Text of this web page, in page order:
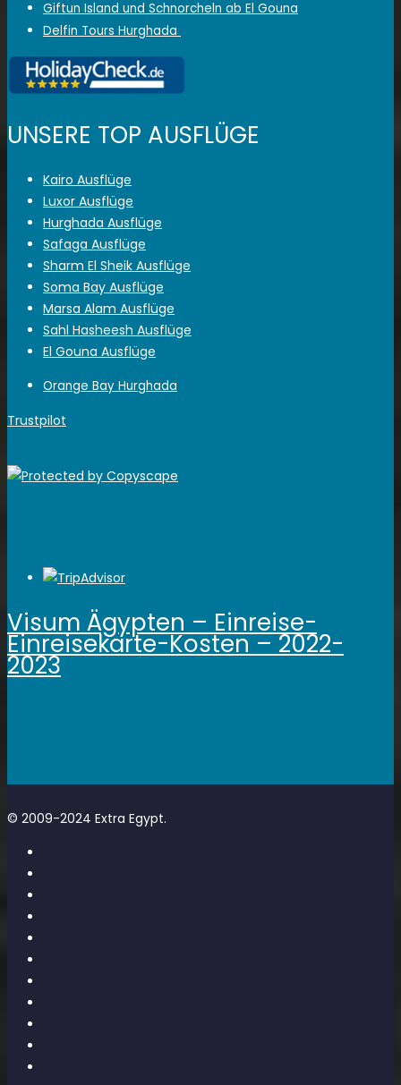
Giftun Island und Schnorcheln ab El Gouna
Delfin Tours Hurghada
UNSERE TOP AUSFLÜGE
Kairo Ausflüge
Luxor Ausflüge
Hurghada Ausflüge
Safaga Ausflüge
Sharm El Sheik Ausflüge
Soma Bay Ausflüge
Marsa Alam Ausflüge
Sahl Hasheesh Ausflüge
El Gouna Ausflüge
Orange Bay Hurghada
Trustpilot
Visum Ägypten – Einreise-
Einreisekarte-Kosten – 2022-
2023
© 2009-2024 Extra Egypt.